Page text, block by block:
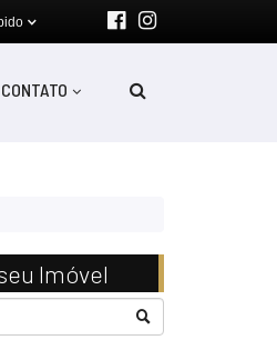
CONTATO
Imóvel